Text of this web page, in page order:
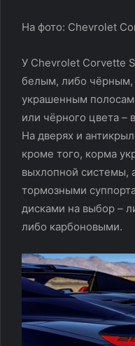
На фото: Chevrolet
У Chevrolet Corvette
белым, либо чёрным,
украшенным
или чёрного цвета –
На дверях и
кроме того, корма
выхлопной системы,
тормозными
дисками на выбор –
либо карбоновыми.